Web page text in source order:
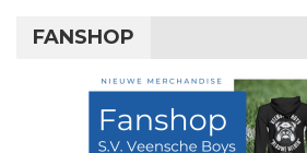
FANSHOP